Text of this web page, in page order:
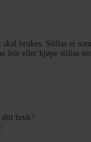
brukes. Stillas er
eller kjøpe stillas
ditt bruk?
?